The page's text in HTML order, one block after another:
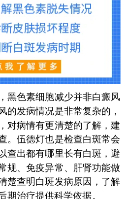
色素细胞减少并非白癜风
的发病情况是非常复杂的，
对病情有更清楚的了解，建
。伍德灯也是检查白斑常会
查出都有哪里长有白斑，避
规、免疫异常、肝肾功能做
楚查明白斑发病原因，了解
期治疗提供科学依据。